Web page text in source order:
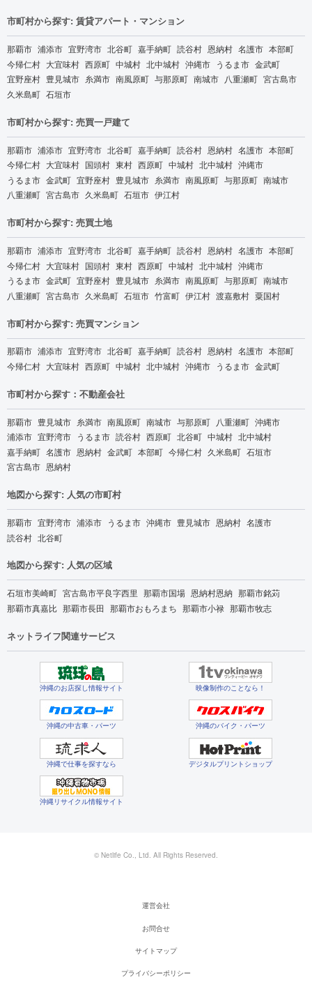
市町村から探す: 賃貸アパート・マンション
那覇市 浦添市 宜野湾市 北谷町 嘉手納町 読谷村 恩納村 名護市 本部町
今帰仁村 大宜味村 西原町 中城村 北中城村 沖縄市 うるま市 金武町
宜野座村 豊見城市 糸満市 南風原町 与那原町 南城市 八重瀬町 宮古島市
久米島町 石垣市
市町村から探す: 売買一戸建て
那覇市 浦添市 宜野湾市 北谷町 嘉手納町 読谷村 恩納村 名護市 本部町
今帰仁村 大宜味村 国頭村 東村 西原町 中城村 北中城村 沖縄市
うるま市 金武町 宜野座村 豊見城市 糸満市 南風原町 与那原町 南城市
八重瀬町 宮古島市 久米島町 石垣市 伊江村
市町村から探す: 売買土地
那覇市 浦添市 宜野湾市 北谷町 嘉手納町 読谷村 恩納村 名護市 本部町
今帰仁村 大宜味村 国頭村 東村 西原町 中城村 北中城村 沖縄市
うるま市 金武町 宜野座村 豊見城市 糸満市 南風原町 与那原町 南城市
八重瀬町 宮古島市 久米島町 石垣市 竹富町 伊江村 渡嘉敷村 粟国村
市町村から探す: 売買マンション
那覇市 浦添市 宜野湾市 北谷町 嘉手納町 読谷村 恩納村 名護市 本部町
今帰仁村 大宜味村 西原町 中城村 北中城村 沖縄市 うるま市 金武町
市町村から探す：不動産会社
那覇市 豊見城市 糸満市 南風原町 南城市 与那原町 八重瀬町 沖縄市
浦添市 宜野湾市 うるま市 読谷村 西原町 北谷町 中城村 北中城村
嘉手納町 名護市 恩納村 金武町 本部町 今帰仁村 久米島町 石垣市
宮古島市 恩納村
地図から探す: 人気の市町村
那覇市 宜野湾市 浦添市 うるま市 沖縄市 豊見城市 恩納村 名護市
読谷村 北谷町
地図から探す: 人気の区域
石垣市美崎町 宮古島市平良字西里 那覇市国場 恩納村恩納 那覇市銘苅
那覇市真嘉比 那覇市長田 那覇市おもろまち 那覇市小禄 那覇市牧志
ネットライフ関連サービス
沖縄のお店探し情報サイト 映像制作のことなら！
沖縄の中古車・パーツ 沖縄のバイク・パーツ
沖縄で仕事を探すなら デジタルプリントショップ
沖縄リサイクル情報サイト
© Netlife Co., Ltd. All Rights Reserved.
運営会社
お問合せ
サイトマップ
プライバシーポリシー